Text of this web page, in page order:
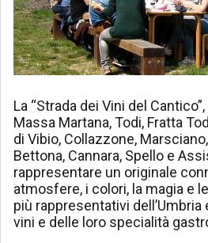
La “Strada dei Vini del
Massa Martana, Todi, Fratta
di Vibio, Collazzone,
Bettona, Cannara, Spello e
rappresentare un originale
atmosfere, i colori, la magia e
più rappresentativi dell’Umbria
vini e delle loro specialità